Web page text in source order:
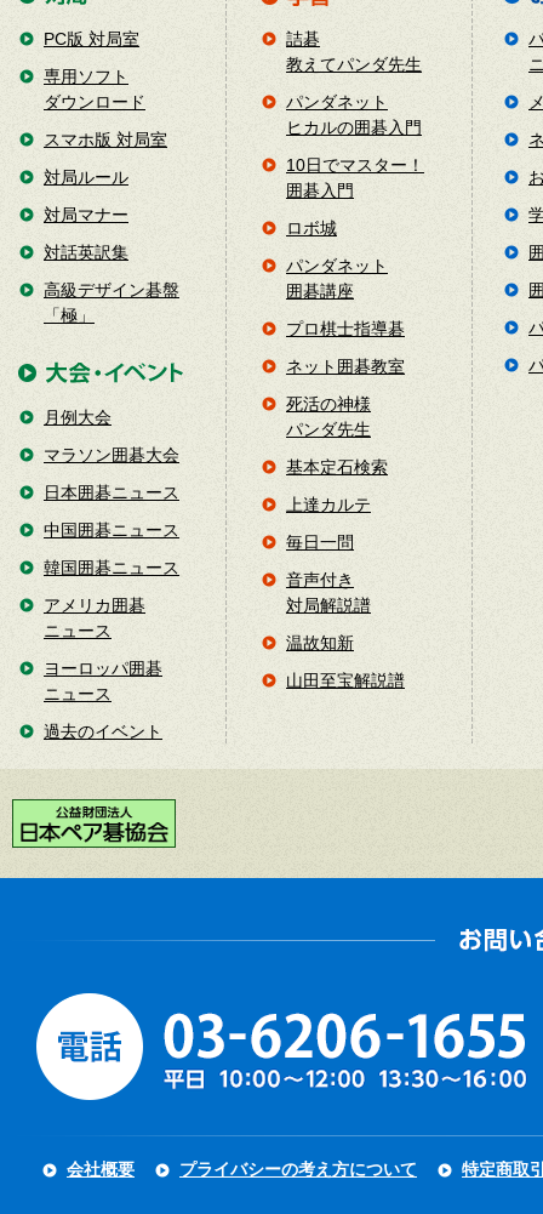
PC版 対局室
専用ソフト
ダウンロード
スマホ版 対局室
対局ルール
対局マナー
対話英訳集
高級デザイン碁盤
「極」
月例大会
マラソン囲碁大会
日本囲碁ニュース
中国囲碁ニュース
韓国囲碁ニュース
アメリカ囲碁
ニュース
ヨーロッパ囲碁
ニュース
過去のイベント
詰碁
教えてパンダ先生
パンダネット
ヒカルの囲碁入門
10日でマスター！
囲碁入門
ロボ城
パンダネット
囲碁講座
プロ棋士指導碁
ネット囲碁教室
死活の神様
パンダ先生
基本定石検索
上達カルテ
毎日一問
音声付き
対局解説譜
温故知新
山田至宝解説譜
会社概要 プライバシーの考え方について 特定商取